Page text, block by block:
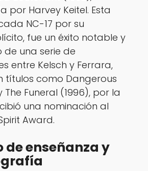
por Harvey Keitel. Esta
NC-17 por su
fue un éxito notable y
de una serie de
entre Kelsch y Ferrara,
títulos como Dangerous
The Funeral (1996), por la
una nominación al
Award.
de enseñanza y